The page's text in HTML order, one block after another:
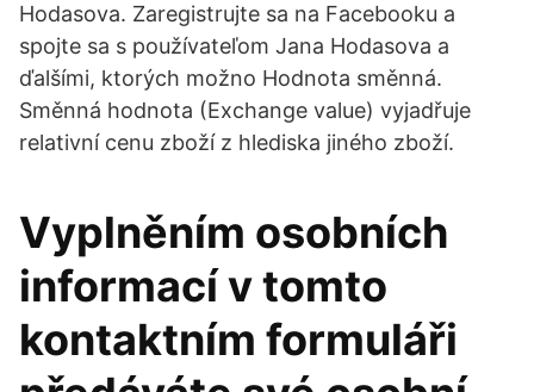
Hodasova. Zaregistrujte sa na Facebooku a
spojte sa s používateľom Jana Hodasova a
ďalšími, ktorých možno Hodnota směnná.
Směnná hodnota (Exchange value) vyjadřuje
relativní cenu zboží z hlediska jiného zboží.
Vyplněním osobních
informací v tomto
kontaktním formuláři